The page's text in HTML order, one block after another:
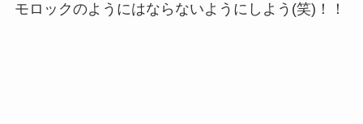
モロックのようにはならないようにしよう(笑)！！